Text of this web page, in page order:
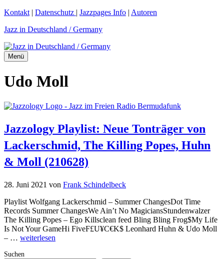
Zum
springen
Kontakt | Datenschutz | Jazzpages Info | Autoren
Jazz in Deutschland / Germany
Menü
Udo Moll
Jazzology Playlist: Neue Tonträger von
Lackerschmid, The Killing Popes, Huhn
& Moll (210628)
28. Juni 2021 von Frank Schindelbeck
Playlist Wolfgang Lackerschmid – Summer ChangesDot Time
Records Summer ChangesWe Ain’t No MagiciansStundenwalzer
The Killing Popes – Ego Killsclean feed Bling Bling Frog$My Life
Is Not Your GameHi FiveF£U¥C€K$ Leonhard Huhn & Udo Moll
– … weiterlesen
Suchen